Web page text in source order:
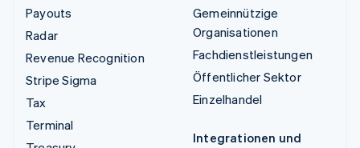
Payouts
Radar
Revenue Recognition
Stripe Sigma
Tax
Terminal
Gemeinnützige
Organisationen
Fachdienstleistungen
Öffentlicher Sektor
Einzelhandel
Integrationen und